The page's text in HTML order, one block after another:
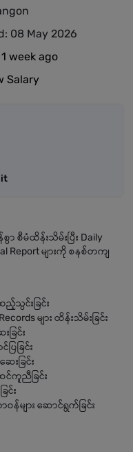
08 May 2026
week ago
Salary
ာ စီမံထိန်းသိမ်းပြီး Daily
Report များကို စနစ်တကျ
ည့်သွင်းခြင်း
များ ထိန်းသိမ်းခြင်း
ခြင်း
ြခြင်း
းခြင်း
ဆင်ကူညီခြင်း
င်း
န်များ ဆောင်ရွက်ခြင်း